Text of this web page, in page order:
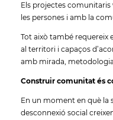
Els projectes
les persones i amb la
Tot això també requereix
al territori i capaços
amb mirada,
Construir comunitat és
En un moment en què la
desconnexió social